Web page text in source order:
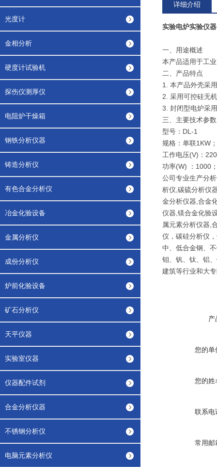
光度计
金相分析
硬度计试验机
探伤仪测厚仪
电阻炉干燥箱
钢铁分析仪器
铸造分析仪
有色合金分析仪
冶金化验设备
金属分析仪
成份分析仪
炉前化验设备
矿石分析仪
天平仪器
实验室仪器
仪器配件试剂
合金分析仪器
不锈钢分析仪
电脑元素分析仪
详细介绍
实验电炉实验仪器
一、用途概述
本产品适用于工
二、产品特点
1. 本产品外壳采
2. 采用可控硅无
3. 封闭型电炉采
三、主要技术参数
型号：DL-1
规格：单联1KW
工作电压(V)：220
功率(W) ：1000
公司专业生产分
析仪,碳硫分析仪
金分析仪器,合金
仪器,镁合金化验
属元素分析仪器,
仪，碳硅分析仪
中、低合金钢、
钼、钒、钛、铝
建筑等行业和大
产
您的单
您的姓
联系电
常用邮